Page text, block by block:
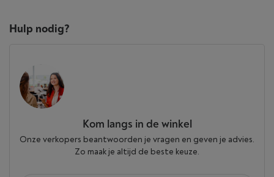
Hulp nodig?
Kom langs in de winkel
Onze verkopers beantwoorden je vragen en geven je advies.
Zo maak je altijd de beste keuze.